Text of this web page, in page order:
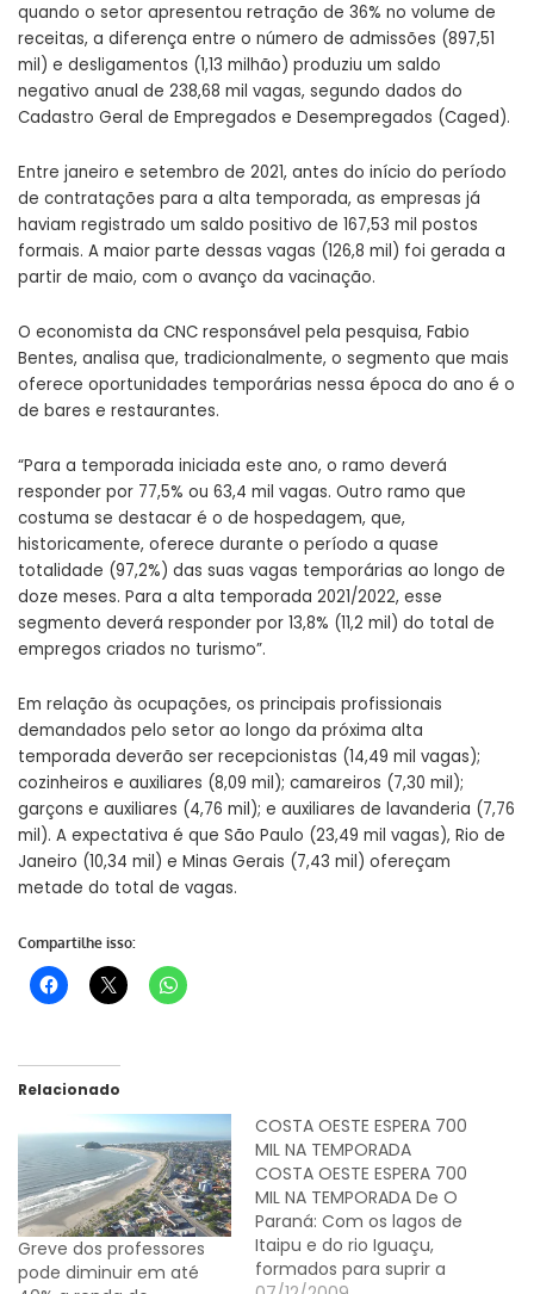
quando o setor apresentou retração de 36% no volume de
receitas, a diferença entre o número de admissões (897,51
mil) e desligamentos (1,13 milhão) produziu um saldo
negativo anual de 238,68 mil vagas, segundo dados do
Cadastro Geral de Empregados e Desempregados (Caged).
Entre janeiro e setembro de 2021, antes do início do período
de contratações para a alta temporada, as empresas já
haviam registrado um saldo positivo de 167,53 mil postos
formais. A maior parte dessas vagas (126,8 mil) foi gerada a
partir de maio, com o avanço da vacinação.
O economista da CNC responsável pela pesquisa, Fabio
Bentes, analisa que, tradicionalmente, o segmento que mais
oferece oportunidades temporárias nessa época do ano é o
de bares e restaurantes.
“Para a temporada iniciada este ano, o ramo deverá
responder por 77,5% ou 63,4 mil vagas. Outro ramo que
costuma se destacar é o de hospedagem, que,
historicamente, oferece durante o período a quase
totalidade (97,2%) das suas vagas temporárias ao longo de
doze meses. Para a alta temporada 2021/2022, esse
segmento deverá responder por 13,8% (11,2 mil) do total de
empregos criados no turismo”.
Em relação às ocupações, os principais profissionais
demandados pelo setor ao longo da próxima alta
temporada deverão ser recepcionistas (14,49 mil vagas);
cozinheiros e auxiliares (8,09 mil); camareiros (7,30 mil);
garçons e auxiliares (4,76 mil); e auxiliares de lavanderia (7,76
mil). A expectativa é que São Paulo (23,49 mil vagas), Rio de
Janeiro (10,34 mil) e Minas Gerais (7,43 mil) ofereçam
metade do total de vagas.
Compartilhe isso:
Relacionado
Greve dos professores
pode diminuir em até
COSTA OESTE ESPERA 700
MIL NA TEMPORADA
COSTA OESTE ESPERA 700
MIL NA TEMPORADA De O
Paraná: Com os lagos de
Itaipu e do rio Iguaçu,
formados para suprir a